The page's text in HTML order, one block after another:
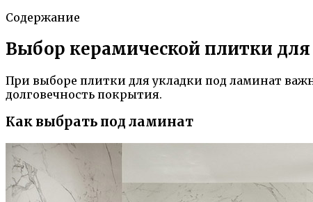
Содержание
Выбор керамической плитки
При выборе плитки для укладки под ламинат
долговечность покрытия.
Как выбрать под ламинат